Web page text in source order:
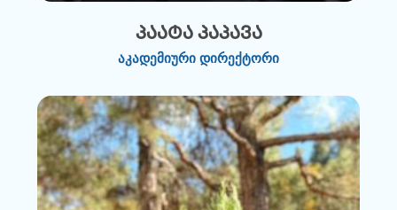
პაატა პაპავა
აკადემიური დირექტორი